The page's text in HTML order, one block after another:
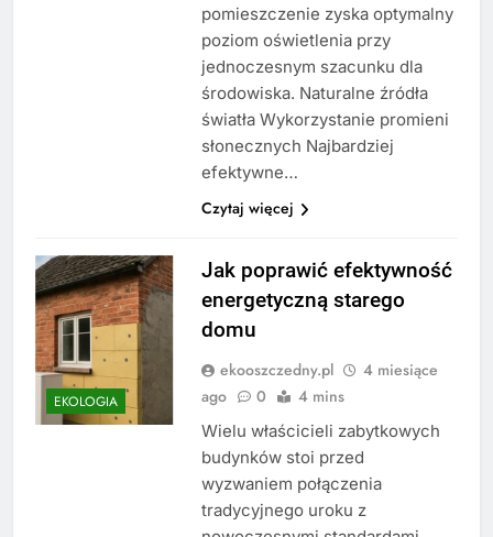
pomieszczenie zyska optymalny
poziom oświetlenia przy
jednoczesnym szacunku dla
środowiska. Naturalne źródła
światła Wykorzystanie promieni
słonecznych Najbardziej
efektywne…
Czytaj więcej
EKOLOGIA
Jak poprawić efektywność
energetyczną starego
domu
ekooszczedny.pl
4 miesiące
ago
0 4 mins
Wielu właścicieli zabytkowych
budynków stoi przed
wyzwaniem połączenia
tradycyjnego uroku z